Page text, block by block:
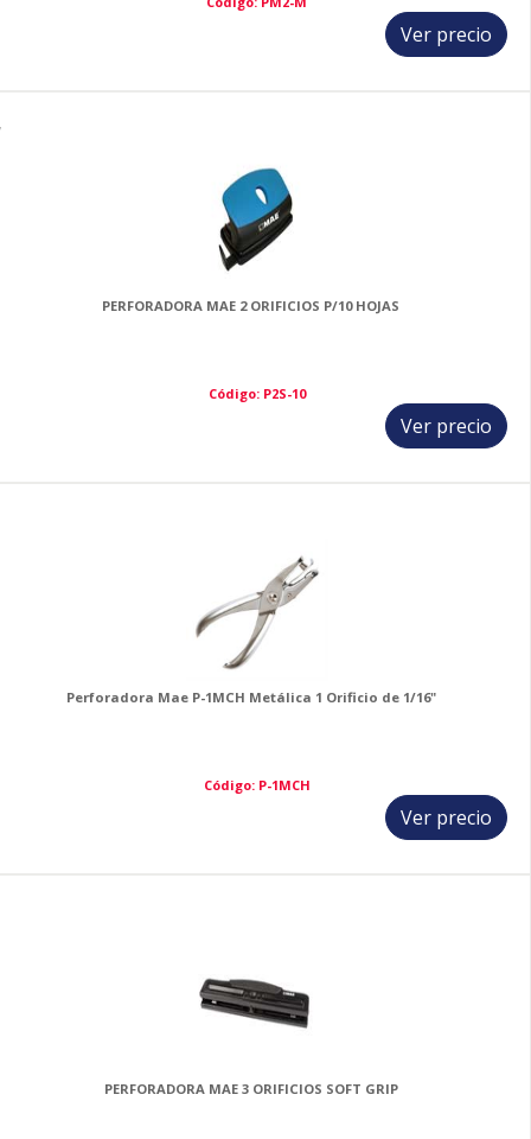
Ver precio
PERFORADORA MAE 2 ORIFICIOS P/10 HOJAS
Código: P2S-10
Ver precio
Perforadora Mae P-1MCH Metálica 1 Orificio de 1/16"
Código: P-1MCH
Ver precio
PERFORADORA MAE 3 ORIFICIOS SOFT GRIP